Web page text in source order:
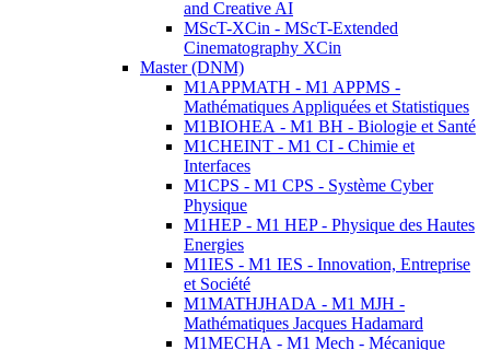
and Creative AI
MScT-XCin - MScT-Extended
Cinematography XCin
Master (DNM)
M1APPMATH - M1 APPMS -
Mathématiques Appliquées et Statistiques
M1BIOHEA - M1 BH - Biologie et Santé
M1CHEINT - M1 CI - Chimie et
Interfaces
M1CPS - M1 CPS - Système Cyber
Physique
M1HEP - M1 HEP - Physique des Hautes
Energies
M1IES - M1 IES - Innovation, Entreprise
et Société
M1MATHJHADA - M1 MJH -
Mathématiques Jacques Hadamard
M1MECHA - M1 Mech - Mécanique